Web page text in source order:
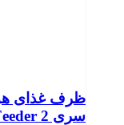
ظرف غذای
سری Smart Pet Food Feeder 2 مدل XMWSQ02